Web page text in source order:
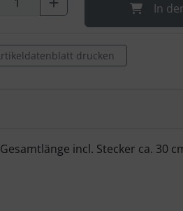
In
drucken
incl. Stecker ca. 30